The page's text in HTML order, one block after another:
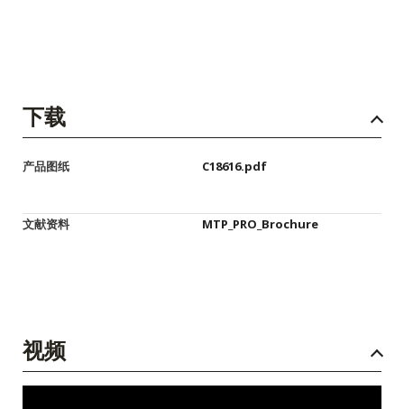
下载
产品图纸 C18616.pdf
文献资料 MTP_PRO_Brochure
视频